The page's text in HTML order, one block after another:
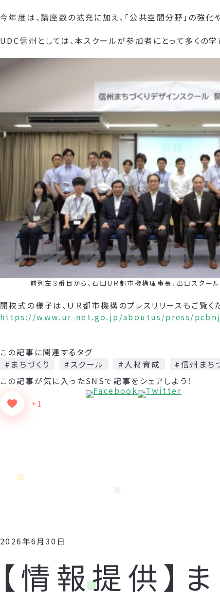
今年度は、講座数の拡充に加え、「公共空間分野」の強
UDC信州としては、本スクールが参加者にとって多くの
前列左３番目から、石田ＵＲ都市機構理事長、出口スクール
開校式の様子は、ＵＲ都市機構のプレスリリースもご覧く
https://www.ur-net.go.jp/aboutus/press/
この記事に関連するタグ
#まちづくり
#スクール #人材育成
#信州まち
この記事が気に入った
+1
SNSで記事をシェアしよう！
2026年6月30日
【情報提供】